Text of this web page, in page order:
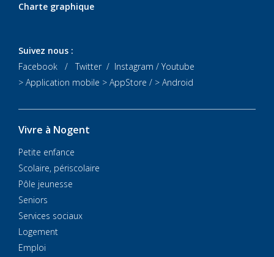
Charte graphique
Suivez nous :
Facebook /Twitter/ Instagram / Youtube
> Application mobile > AppStore / > Android
Vivre à Nogent
Petite enfance
Scolaire, périscolaire
Pôle jeunesse
Seniors
Services sociaux
Logement
Emploi